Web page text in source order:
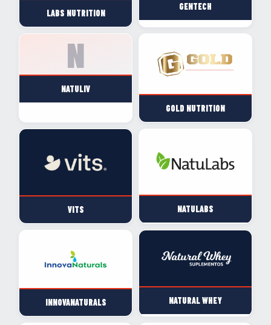
LABS NUTRITION
GENTECH
NATULIV
GOLD NUTRITION
VITS NATULABS
INNOVANATURALS NATURAL WHEY